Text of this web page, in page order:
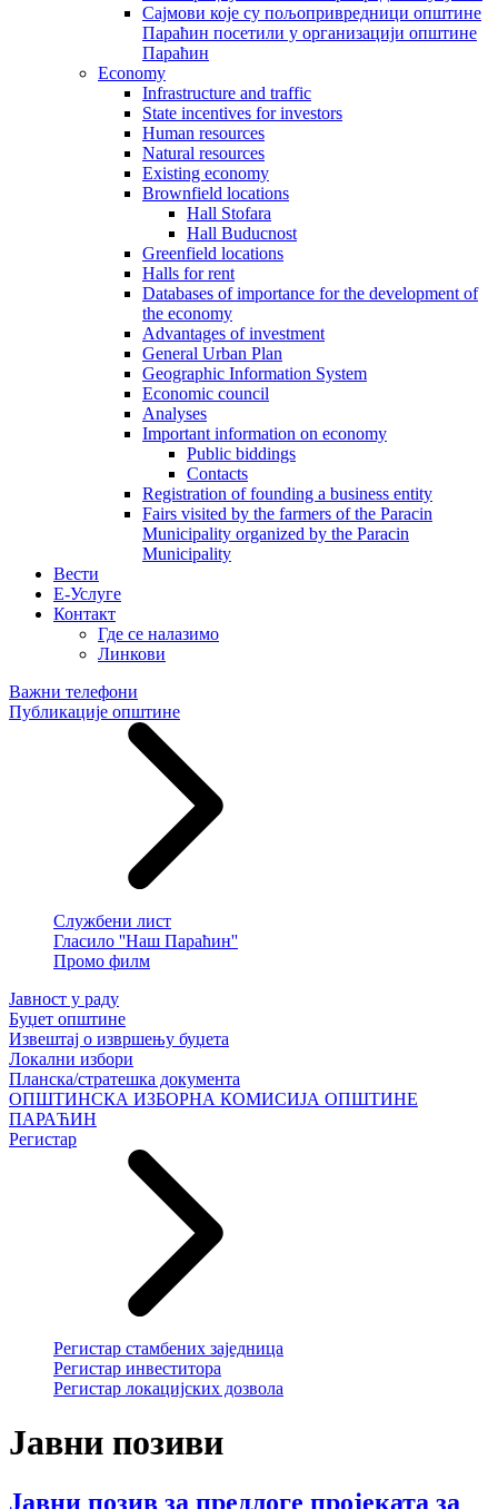
Сајмови које су пољопривредници општине
Параћин посетили у организацији општине
Параћин
Economy
Infrastructure and traffic
State incentives for investors
Human resources
Natural resources
Existing economy
Brownfield locations
Hall Stofara
Hall Buducnost
Greenfield locations
Halls for rent
Databases of importance for the development of
the economy
Advantages of investment
General Urban Plan
Geographic Information System
Еconomic council
Analyses
Important information on economy
Public biddings
Contacts
Registration of founding a business entity
Fairs visited by the farmers of the Paracin
Municipality organized by the Paracin
Municipality
Вести
E-Услуге
Контакт
Где се налазимо
Линкови
Важни телефони
Публикације општине
Службени лист
Гласило ''Наш Параћин''
Промо филм
Јавност у раду
Буџет општине
Извештај о извршењу буџета
Локални избори
Планска/стратешка документа
ОПШТИНСКА ИЗБОРНА КОМИСИЈА ОПШТИНЕ
ПАРАЋИН
Регистар
Регистар стамбених заједница
Регистар инвеститора
Регистар локацијских дозвола
Јавни позиви
Јавни позив за предлоге пројеката за